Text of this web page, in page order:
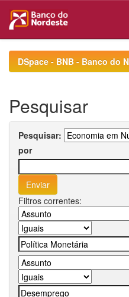
navigationDSpace - BNB - Banco do
Pesquisar
Pesquisar:
por
Filtros correntes: